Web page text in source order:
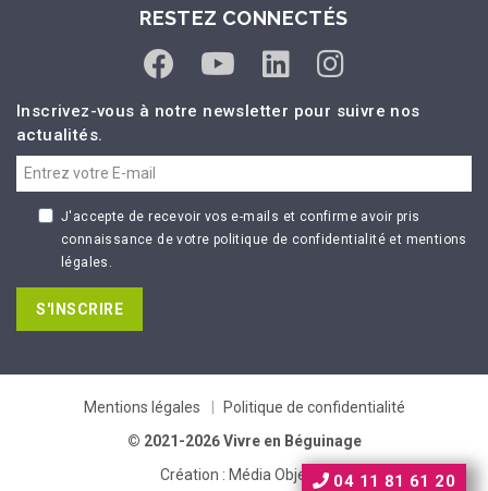
04 11 81 61 20
RESTEZ CONNECTÉS
Inscrivez-vous à notre newsletter pour suivre nos
actualités.
J'accepte de recevoir vos e-mails et confirme avoir pris
connaissance de votre politique de confidentialité et mentions
légales.
S'INSCRIRE
Mentions légales
Politique de confidentialité
© 2021-2026 Vivre en Béguinage
Création : Média Objectif